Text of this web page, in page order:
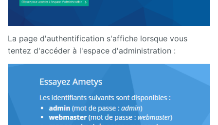
La page d'authentification s'affiche lorsque vous
tentez d'accéder à l'espace d'administration :